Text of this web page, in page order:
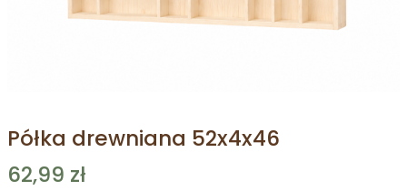
Półka drewniana 52x4x46
62,99 zł